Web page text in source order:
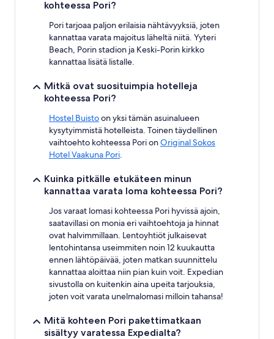
kohteessa Pori?
Pori tarjoaa paljon erilaisia nähtävyyksiä, joten
kannattaa varata majoitus läheltä niitä. Yyteri
Beach, Porin stadion ja Keski-Porin kirkko
kannattaa lisätä listalle.
Mitkä ovat suosituimpia hotelleja
kohteessa Pori?
Hostel Buistoon yksi tämän asuinalueen
kysytyimmistä hotelleista. Toinen täydellinen
vaihtoehto kohteessa Pori onOriginal Sokos
Hotel Vaakuna Pori.
Kuinka pitkälle etukäteen minun
kannattaa varata loma kohteessa Pori?
Jos varaat lomasi kohteessa Pori hyvissä ajoin,
saatavillasi on monia eri vaihtoehtoja ja hinnat
ovat halvimmillaan. Lentoyhtiöt julkaisevat
lentohintansa useimmiten noin 12 kuukautta
ennen lähtöpäivää, joten matkan suunnittelu
kannattaa aloittaa niin pian kuin voit. Expedian
sivustolla on kuitenkin aina upeita tarjouksia,
joten voit varata unelmalomasi milloin tahansa!
Mitä kohteen Pori pakettimatkaan
sisältyy varatessa Expedialta?